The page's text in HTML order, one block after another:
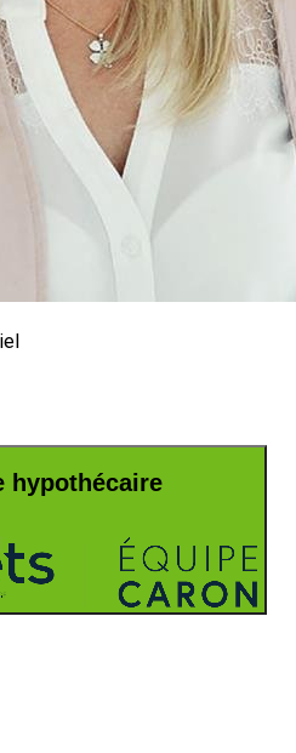
hypothécaire